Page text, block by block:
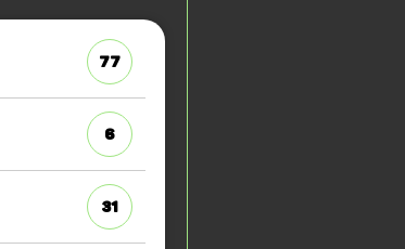
77
6
31